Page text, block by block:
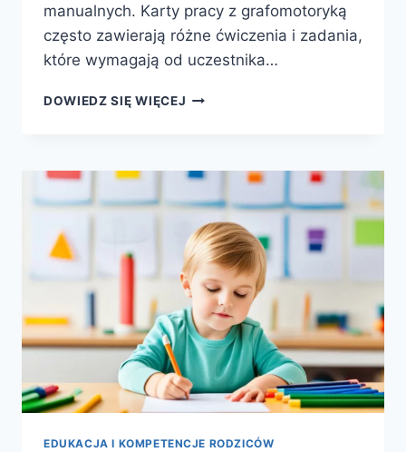
manualnych. Karty pracy z grafomotoryką
często zawierają różne ćwiczenia i zadania,
które wymagają od uczestnika…
DOWIEDZ SIĘ WIĘCEJ ĆWICZENIE
PISMO
EDUKACJA I KOMPETENCJE RODZICÓW